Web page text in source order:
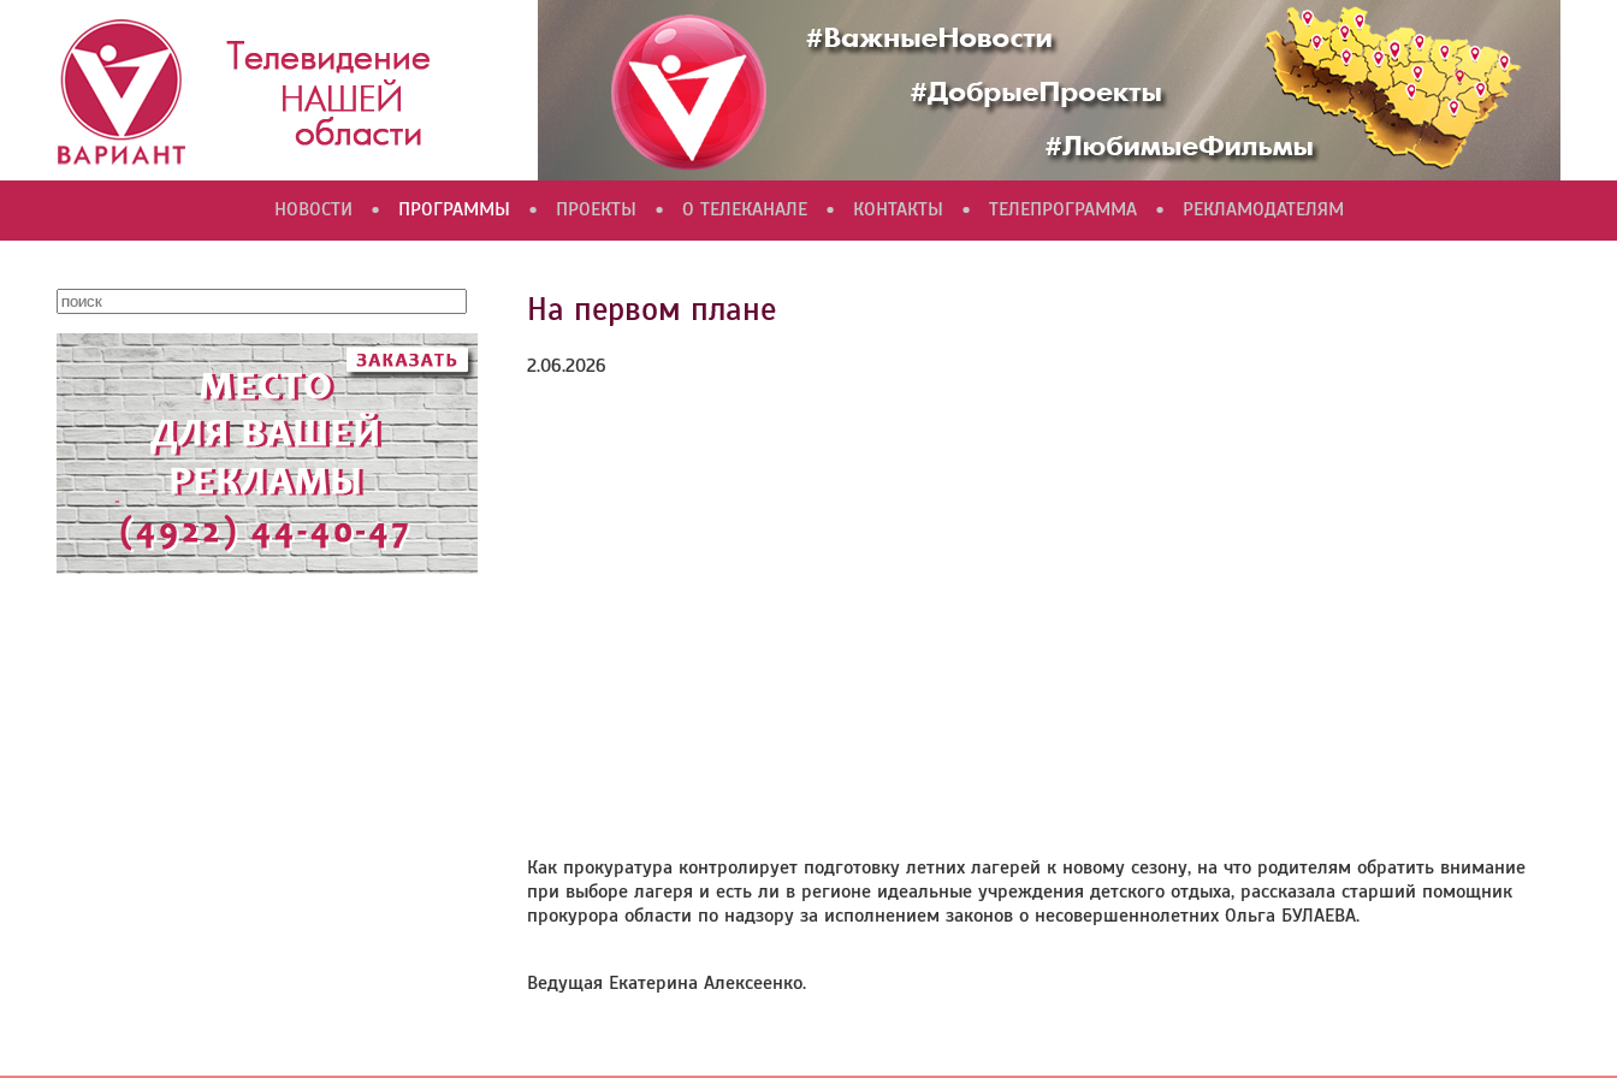
НОВОСТИ • ПРОГРАММЫ • ПРОЕКТЫ • О ТЕЛЕКАНАЛЕ • КОНТАКТЫ • ТЕЛЕПРОГРАММА • РЕКЛАМОДАТЕЛЯМ
На первом плане
2.06.2026
Как прокуратура контролирует подготовку летних лагерей к новому сезону, на что родителям обратить внимание
при выборе лагеря и есть ли в регионе идеальные учреждения детского отдыха, рассказала старший помощник
прокурора области по надзору за исполнением законов о несовершеннолетних Ольга БУЛАЕВА.
Ведущая Екатерина Алексеенко.